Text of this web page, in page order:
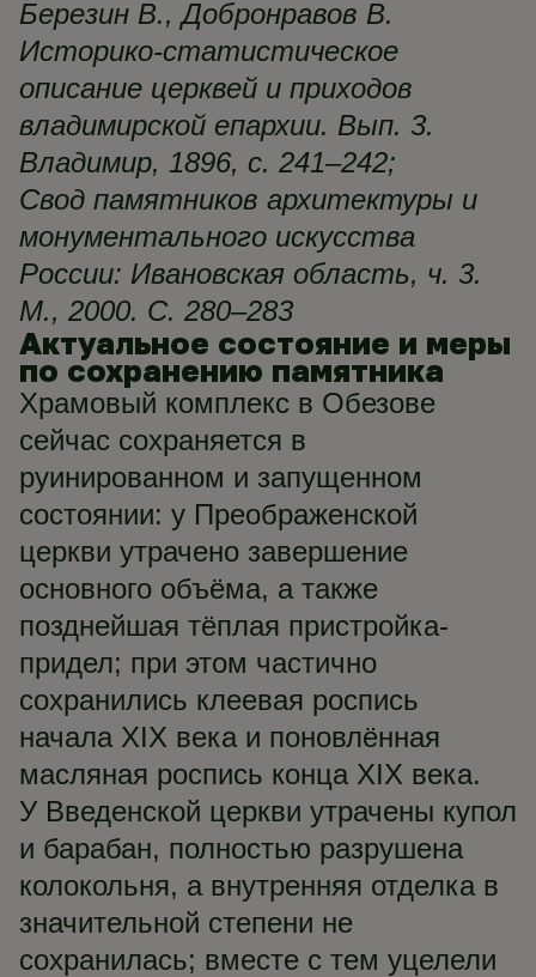
Березин В., Добронравов В.
Историко-статистическое
описание церквей и приходов
владимирской епархии. Вып. 3.
Владимир, 1896, с. 241–242;
Свод памятников архитектуры и
монументального искусства
России: Ивановская область, ч. 3.
М., 2000. С. 280–283
Актуальное состояние и меры
по сохранению памятника
Храмовый комплекс в Обезове
сейчас сохраняется в
руинированном и запущенном
состоянии: у Преображенской
церкви утрачено завершение
основного объёма, а также
позднейшая тёплая пристройка-
придел; при этом частично
сохранились клеевая роспись
начала XIX века и поновлённая
масляная роспись конца XIX века.
У Введенской церкви утрачены купол
и барабан, полностью разрушена
колокольня, а внутренняя отделка в
значительной степени не
сохранилась; вместе с тем уцелели